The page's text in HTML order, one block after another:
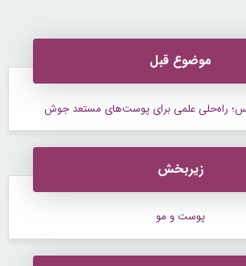
موضوع قبل
راه‌حلی علمی برای پوست‌های مستعد جوش
زیربخش
پوست و مو